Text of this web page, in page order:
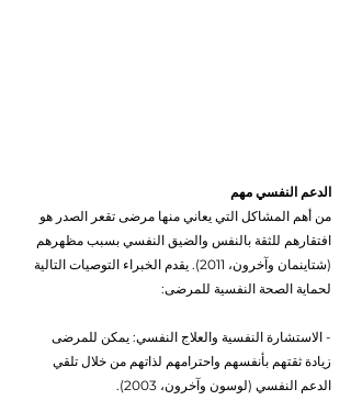
الدعم النفسي مهم
من أهم المشاكل التي يعاني منها مرضى تقعر الصدر هو
افتقارهم للثقة بالنفس والضيق النفسي بسبب مظهرهم
(شتاينمان وآخرون، 2011). يقدم الخبراء التوصيات التالية
لحماية الصحة النفسية للمرضى:
- الاستشارة النفسية والعلاج النفسي: يمكن للمرضى
زيادة ثقتهم بأنفسهم واحترامهم لذاتهم من خلال تلقي
الدعم النفسي (لوسون وآخرون، 2003).